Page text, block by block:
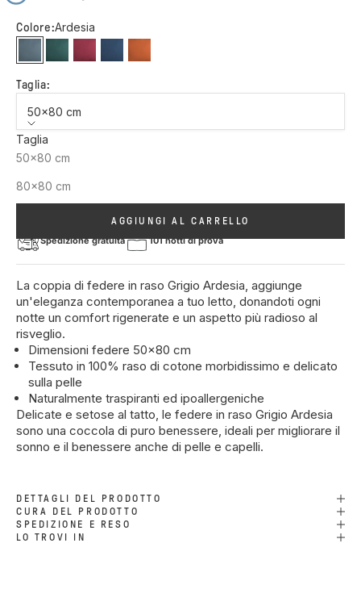
Colore:Ardesia
ArdesiaForestaMalvaPacificoTenné
Taglia:
50x80 cm
Taglia
50x80 cm
80x80 cm
AGGIUNGI AL CARRELLO
Spedizione gratuita 101 notti di prova
La coppia di federe in raso Grigio Ardesia, aggiunge
un'eleganza contemporanea a tuo letto, donandoti ogni
notte un comfort rigenerate e un aspetto più radioso al
risveglio.
Dimensioni federe 50x80 cm
Tessuto in 100% raso di cotone morbidissimo e delicato
sulla pelle
Naturalmente traspiranti ed ipoallergeniche
Delicate e setose al tatto, le federe in raso Grigio Ardesia
sono una coccola di puro benessere, ideali per migliorare il
sonno e il benessere anche di pelle e capelli.
DETTAGLI DEL PRODOTTO
CURA DEL PRODOTTO
SPEDIZIONE E RESO
LO TROVI IN